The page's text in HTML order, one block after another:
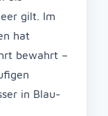
gilt. Im
hat
bewahrt –
in Blau-